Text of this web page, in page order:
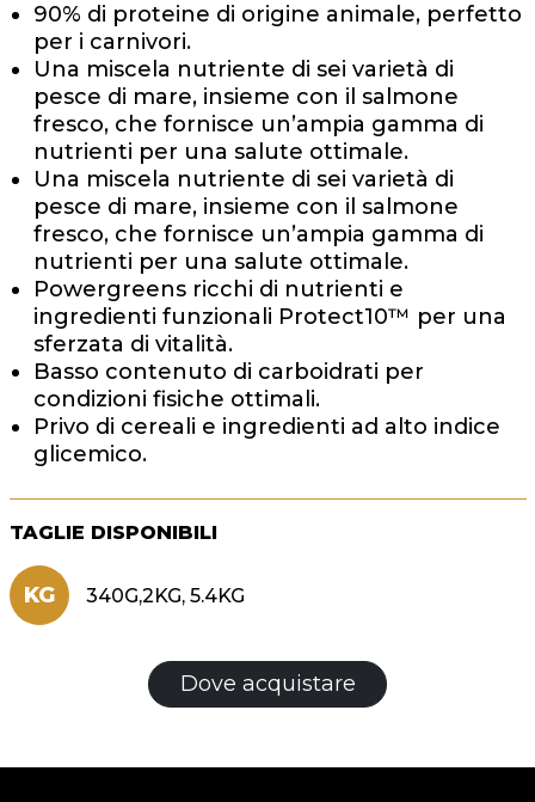
90% di proteine ​​di origine animale, perfetto
per i carnivori.
Una miscela nutriente di sei varietà di
pesce di mare, insieme con il salmone
fresco, che fornisce un’ampia gamma di
nutrienti per una salute ottimale.
Una miscela nutriente di sei varietà di
pesce di mare, insieme con il salmone
fresco, che fornisce un’ampia gamma di
nutrienti per una salute ottimale.
Powergreens ricchi di nutrienti e
ingredienti funzionali Protect10™ per una
sferzata di vitalità.
Basso contenuto di carboidrati per
condizioni fisiche ottimali.
Privo di cereali e ingredienti ad alto indice
glicemico.
TAGLIE DISPONIBILI
KG 340G,2KG, 5.4KG
Dove acquistare